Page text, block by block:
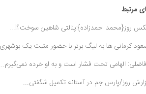
مرتبط
روز{محمد احمدزاده}:پنالتی شاهین سوخت؟!...
کرمانی ها به لیگ برتر با حضور مثبت یک
الهامی تحت فشار است و به او خرده نمی‌گیرم...
روز/پارس جم در آستانه تکمیل شگفتی...